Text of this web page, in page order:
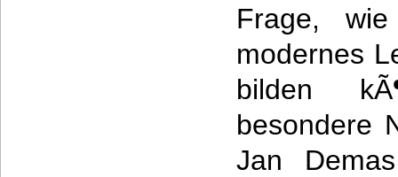
Frage,
modernes
bilden
besondere
Jan